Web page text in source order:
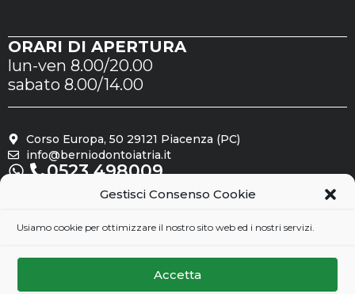
Gestisci Consenso Cookie
Usiamo cookie per ottimizzare il nostro sito web ed i nostri servizi.
Accetta
ORARI DI APERTURA
lun-ven 8.00/20.00
sabato 8.00/14.00
Corso Europa, 50 29121 Piacenza (PC)
info@berniodontoiatria.it
0523.498009